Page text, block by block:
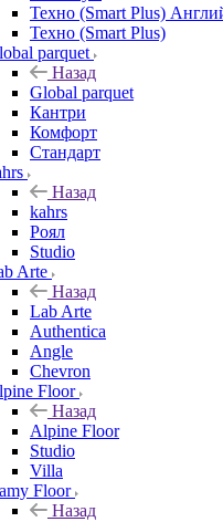
Техно (Smart Plus)
Техно (Smart Plus)
parquet
Назад
Global parquet
Кантри
Комфорт
Стандарт
Назад
kahrs
Роял
Studio
Arte
Назад
Lab Arte
Authentica
Angle
Chevron
Floor
Назад
Alpine Floor
Studio
Villa
Floor
Назад